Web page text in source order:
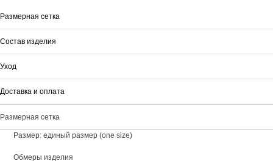
Размерная сетка
Состав изделия
Уход
Доставка и оплата
Размерная сетка
Размер: единый размер (one size)
Обмеры изделия